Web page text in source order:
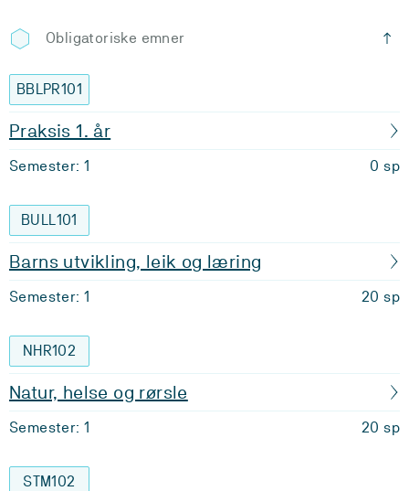
Obligatoriske emner
BBLPR101
Praksis 1. år
Semester: 1 0 sp
BULL101
Barns utvikling, leik og læring
Semester: 1 20 sp
NHR102
Natur, helse og rørsle
Semester: 1 20 sp
STM102